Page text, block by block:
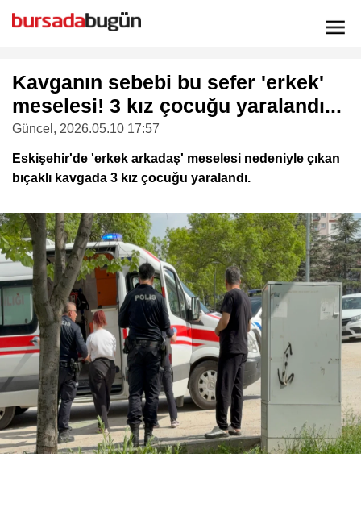
Kavganın sebebi bu sefer 'erkek'
meselesi! 3 kız çocuğu yaralandı...
Güncel , 2026.05.10 17:57
Eskişehir'de 'erkek arkadaş' meselesi nedeniyle çıkan
bıçaklı kavgada 3 kız çocuğu yaralandı.